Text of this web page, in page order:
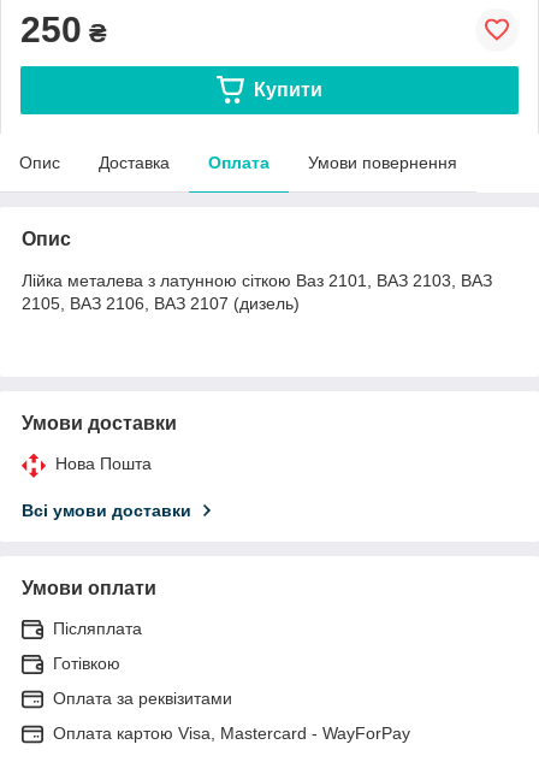
250 ₴
Купити
Опис Доставка Оплата Умови повернення
Опис
Лійка металева з латунною сіткою Ваз 2101, ВАЗ 2103, ВАЗ
2105, ВАЗ 2106, ВАЗ 2107 (дизель)
Умови доставки
Нова Пошта
Всі умови доставки
Умови оплати
Післяплата
Готівкою
Оплата за реквізитами
Оплата картою Visa, Mastercard - WayForPay